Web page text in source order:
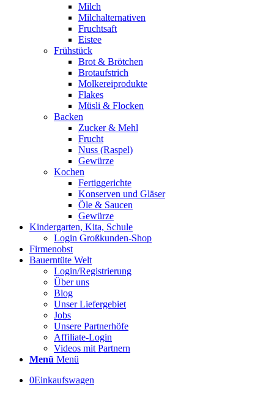
Milch
Milchalternativen
Fruchtsaft
Eistee
Frühstück
Brot & Brötchen
Brotaufstrich
Molkereiprodukte
Flakes
Müsli & Flocken
Backen
Zucker & Mehl
Frucht
Nuss (Raspel)
Gewürze
Kochen
Fertiggerichte
Konserven und Gläser
Öle & Saucen
Gewürze
Kindergarten, Kita, Schule
Login Großkunden-Shop
Firmenobst
Bauerntüte Welt
Login/Registrierung
Über uns
Blog
Unser Liefergebiet
Jobs
Unsere Partnerhöfe
Affiliate-Login
Videos mit Partnern
Menü Menü
0Einkaufswagen